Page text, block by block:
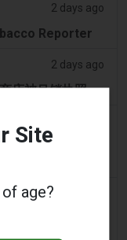
2 days ago
Reporter
2 days ago
店被吊销执照
示他们强迫将
3 days ago
Site
age?